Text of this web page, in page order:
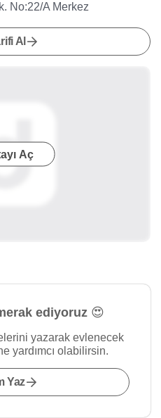
No:22/A Merkez
Al
Aç
ediyoruz 😍
yazarak evlenecek
yardımcı olabilirsin.
Yaz